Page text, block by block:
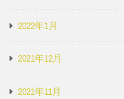
2022年1月
2021年12月
2021年11月